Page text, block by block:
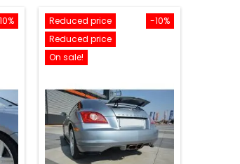
-10%
Reduced price
Reduced price
On sale!